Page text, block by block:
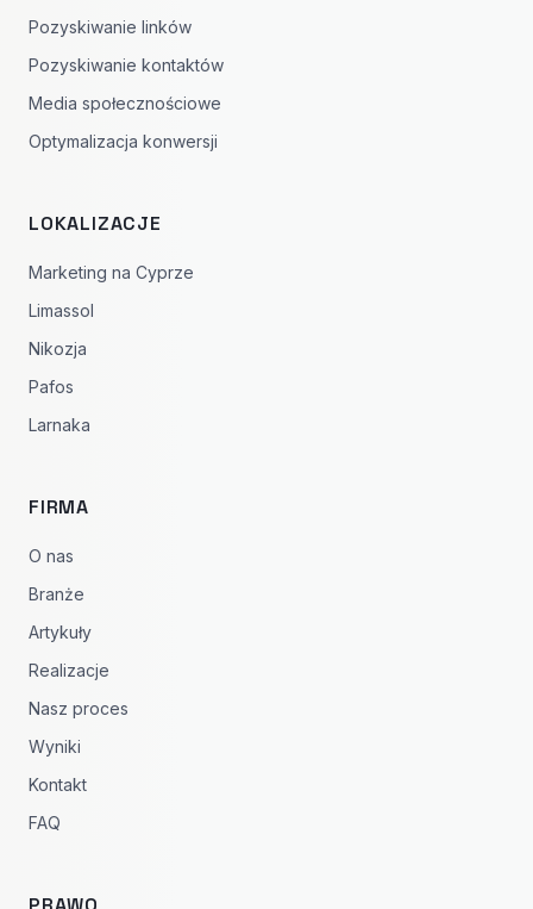
Pozyskiwanie linków
Pozyskiwanie kontaktów
Media społecznościowe
Optymalizacja konwersji
LOKALIZACJE
Marketing na Cyprze
Limassol
Nikozja
Pafos
Larnaka
FIRMA
O nas
Branże
Artykuły
Realizacje
Nasz proces
Wyniki
Kontakt
FAQ